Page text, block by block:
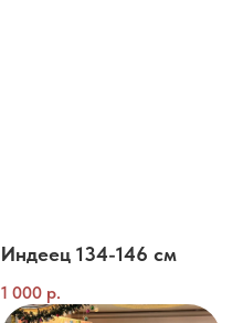
Индеец 134-146 см
1 000 р.